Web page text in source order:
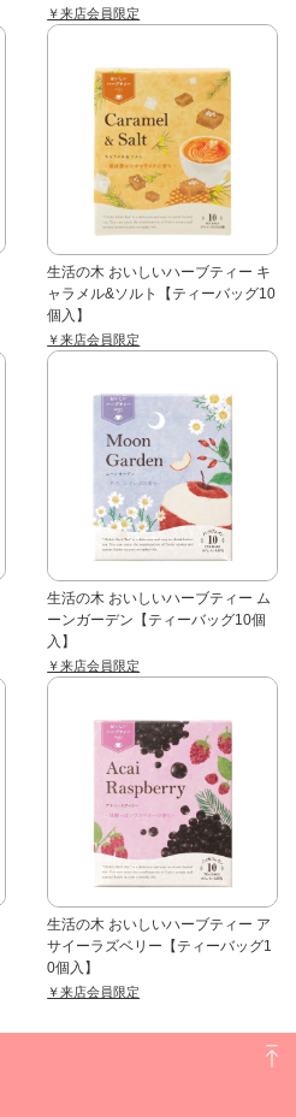
￥来店会員限定
生活の木 おいしいハーブティー キ
ャラメル&ソルト【ティーバッグ10
個入】
￥来店会員限定
生活の木 おいしいハーブティー ム
ーンガーデン【ティーバッグ10個
入】
￥来店会員限定
生活の木 おいしいハーブティー ア
サイーラズベリー【ティーバッグ1
0個入】
￥来店会員限定